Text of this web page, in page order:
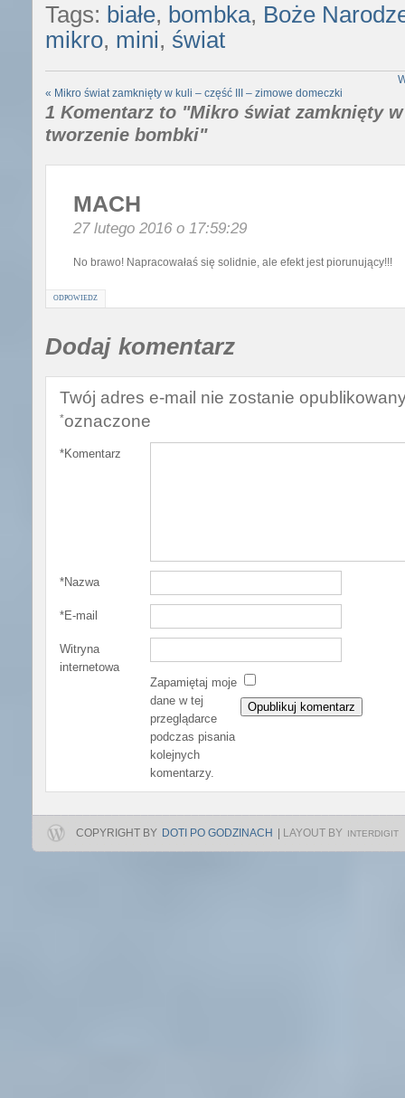
Tags: białe, bombka, Boże
mikro, mini, świat
« Mikro świat zamknięty w kuli – część III – zimowe domeczki
1 Komentarz to "Mikro świat zamknięty
tworzenie bombki"
MACH
27 lutego 2016 o 17:59:29
No brawo! Napracowałaś się solidnie, ale efekt jest piorunujący!!!
ODPOWIEDZ
Dodaj komentarz
Twój adres e-mail nie zostanie
oznaczone
*
Komentarz
*
Nazwa
*
E-mail
*
Witryna
internetowa
Zapamiętaj moje
dane w tej
przeglądarce
podczas pisania
kolejnych
komentarzy.
COPYRIGHT BY DOTI PO GODZINACH LAYOUT BY INTERDIGIT